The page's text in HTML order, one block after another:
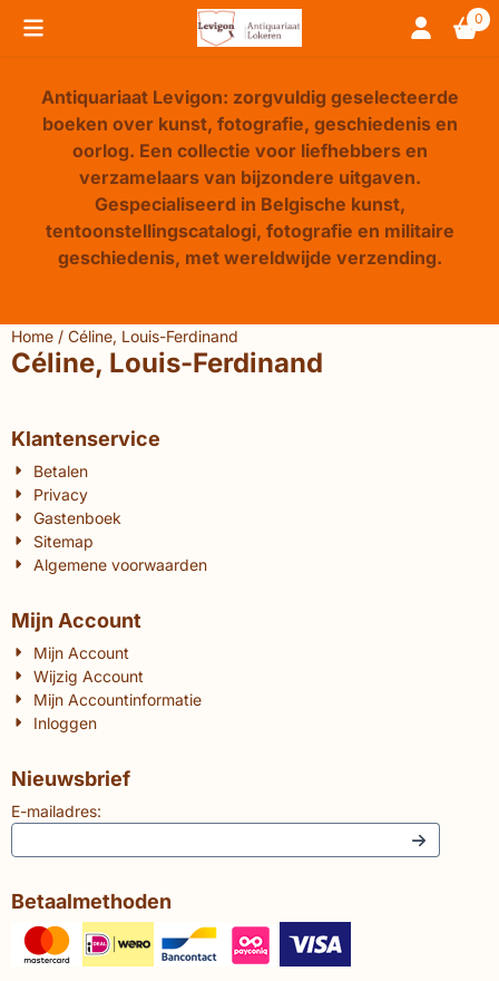
Cookievoorkeuren zijn beschikbaar. Kies instellingen of 0
Antiquariaat Levigon: zorgvuldig geselecteerde
boeken over kunst, fotografie, geschiedenis en
oorlog. Een collectie voor liefhebbers en
verzamelaars van bijzondere uitgaven.
Gespecialiseerd in Belgische kunst,
tentoonstellingscatalogi, fotografie en militaire
geschiedenis, met wereldwijde verzending.
Home / Céline, Louis-Ferdinand
Céline, Louis-Ferdinand
Klantenservice
Betalen
Privacy
Gastenboek
Sitemap
Algemene voorwaarden
Mijn Account
Mijn Account
Wijzig Account
Mijn Accountinformatie
Inloggen
Nieuwsbrief
E-mailadres:
Betaalmethoden